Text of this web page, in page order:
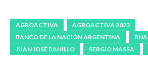
AGROACTIVA
AGROACTIVA 2023
BANCO DE LA NACIÓN ARGENTINA
BNA
JUAN JOSÉ BAHILLO
SERGIO MASSA